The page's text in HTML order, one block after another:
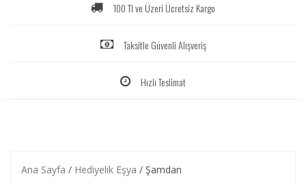
100 Tl ve Üzeri Ücretsiz Kargo
Taksitle Güvenli Alışveriş
Hızlı Teslimat
Ana Sayfa / Hediyelik Eşya / Şamdan